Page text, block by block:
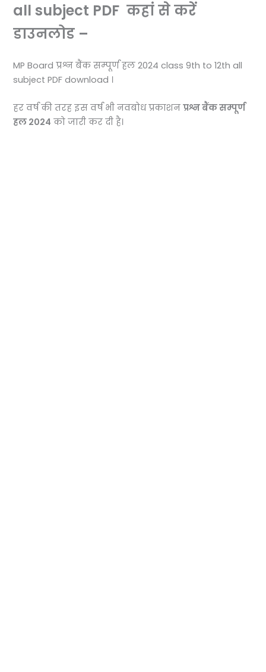
all subject PDF कहां से करें
डाउनलोड –
MP Board प्रश्न बैंक सम्पूर्ण हल 2024 class 9th to 12th all
subject PDF download ।
हर वर्ष की तरह इस वर्ष भी नवबोध प्रकाशनप्रश्न बैंक सम्पूर्ण
हल 2024 को जारी कर दी है।